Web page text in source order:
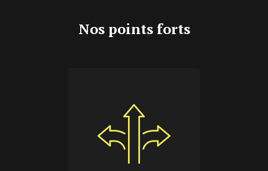
Nos points forts